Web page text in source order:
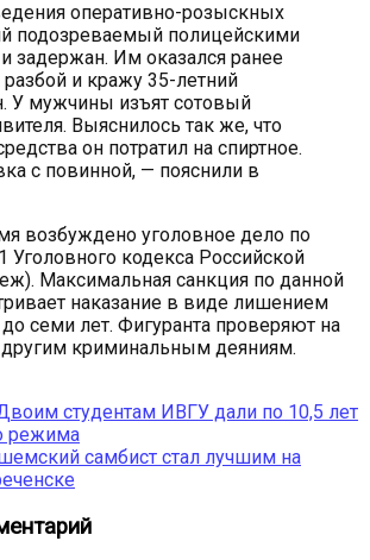
оперативно-розыскных
подозреваемый полицейскими
задержан. Им оказался ранее
и кражу 35-летний
У мужчины изъят сотовый
Выяснилось так же, что
он потратил на спиртное.
с повинной, — пояснили в
возбуждено уголовное дело по
Уголовного кодекса Российской
Максимальная санкция по данной
наказание в виде лишением
семи лет. Фигуранта проверяют на
другим криминальным деяниям.
студентам ИВГУ дали по 10,5 лет
режима
самбист стал лучшим на